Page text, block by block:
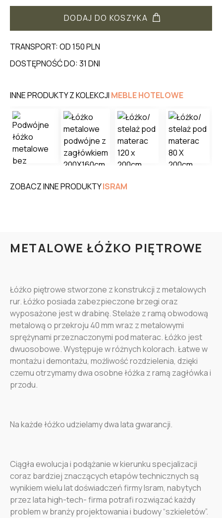
DODAJ DO KOSZYKA
TRANSPORT: OD 150 PLN
DOSTĘPNOŚĆ DO: 31 DNI
INNE PRODUKTY Z KOLEKCJI MEBLE HOTELOWE
ZOBACZ INNE PRODUKTYISRAM
METALOWE ŁÓŻKO PIĘTROWE
Łóżko piętrowe stworzone z konstrukcji z metalowych
rur. Łóżko posiada zabezpieczone brzegi oraz
wyposażone jest w drabinę. Stelaże z ramą obwodową
metalową o przekroju 40 mm wraz z metalowymi
sprężynami przeznaczonymi pod materac. Łóżko jest
dwuosobowe. Występuje w różnych kolorach. Łatwe w
montażu i demontażu, możliwość rozdzielenia, dzięki
czemu otrzymamy dwa osobne łóżka z ramą zagłówka i
przodu.
Na każde łóżko udzielamy dwa lata gwarancji.
Ciągła ewolucja i podążanie w kierunku specjalizacji
coraz bardziej znaczących etapów technicznych są
wynikiem wielu lat doświadczeń firmy Isram, nabytych
przez lata high-tech- firma potrafi rozwiązać każdy
problem w branży projektowania i budowy “szkieletów”.